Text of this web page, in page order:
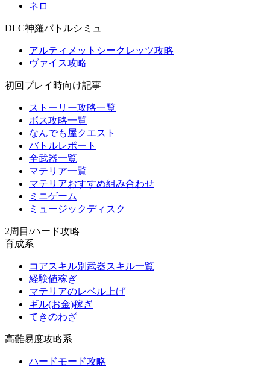
ネロ
DLC神羅バトルシミュ
アルティメットシークレッツ攻略
ヴァイス攻略
初回プレイ時向け記事
ストーリー攻略一覧
ボス攻略一覧
なんでも屋クエスト
バトルレポート
全武器一覧
マテリア一覧
マテリアおすすめ組み合わせ
ミニゲーム
ミュージックディスク
2周目/ハード攻略
育成系
コアスキル別武器スキル一覧
経験値稼ぎ
マテリアのレベル上げ
ギル(お金)稼ぎ
てきのわざ
高難易度攻略系
ハードモード攻略